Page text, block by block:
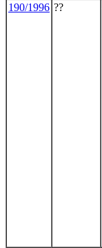
190/1996 ??